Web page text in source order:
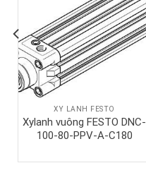
XY LANH FESTO
Xylanh vuông FESTO DNC-
100-80-PPV-A-C180